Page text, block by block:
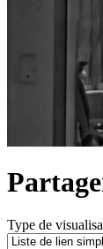
Type de